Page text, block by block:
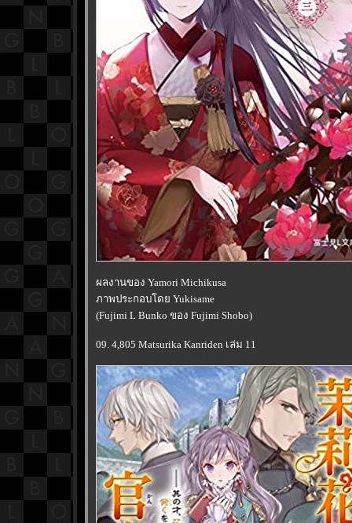
ผลงานของ Yamori Michikusa
ภาพประกอบโดย Yukisame
(Fujimi L Bunko ของ Fujimi Shobo)
09. 4,805 Matsurika Kanriden เล่ม 11